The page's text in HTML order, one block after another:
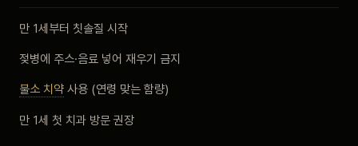
만 1세부터 칫솔질 시작
젖병에 주스·음료 넣어 재우기 금지
불소 치약 사용 (연령 맞는 함량)
만 1세 첫 치과 방문 권장